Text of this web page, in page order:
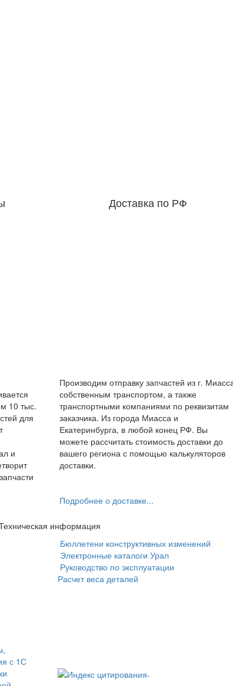
10 тыс.
для
и
Доставка по РФ
Производим отправку запчастей из г.
собственным транспортом, а также
транспортными компаниями по реквизитам
заказчика. Из города Миасса и
Екатеринбурга, в любой конец РФ. Вы
можете рассчитать стоимость доставки до
вашего региона с помощью калькуляторов
доставки.
Подробнее о доставке...
информация
Бюллетени конструктивных изменений
Электронные каталоги Урал
Руководство по эксплуатации
Расчет веса деталей
с 1С
.